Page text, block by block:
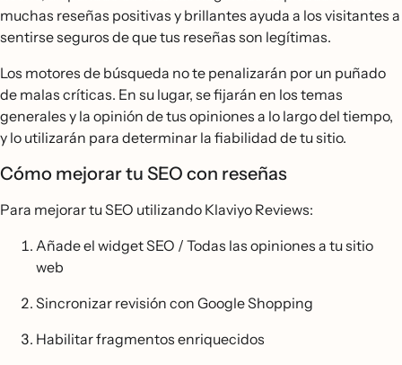
muchas reseñas positivas y brillantes ayuda a los visitantes a
sentirse seguros de que tus reseñas son legítimas.
Los motores de búsqueda no te penalizarán por un puñado
de malas críticas. En su lugar, se fijarán en los temas
generales y la opinión de tus opiniones a lo largo del tiempo,
y lo utilizarán para determinar la fiabilidad de tu sitio.
Cómo mejorar tu SEO con reseñas
Para mejorar tu SEO utilizando Klaviyo Reviews:
Añade el widget SEO / Todas las opiniones a tu sitio
web
Sincronizar revisión con Google Shopping
Habilitar fragmentos enriquecidos